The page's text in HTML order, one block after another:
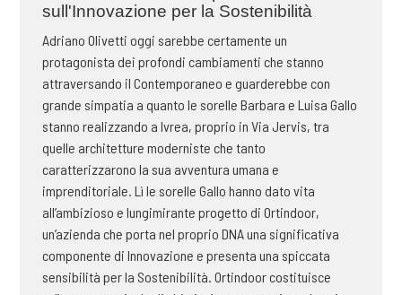
sull'Innovazione per la Sostenibilità
Adriano Olivetti oggi sarebbe certamente un
protagonista dei profondi cambiamenti che stanno
attraversando il Contemporaneo e guarderebbe con
grande simpatia a quanto le sorelle Barbara e Luisa Gallo
stanno realizzando a Ivrea, proprio in Via Jervis, tra
quelle architetture moderniste che tanto
caratterizzarono la sua avventura umana e
imprenditoriale. Lì le sorelle Gallo hanno dato vita
all’ambizioso e lungimirante progetto di Ortindoor,
un’azienda che porta nel proprio DNA una significativa
componente di Innovazione e presenta una spiccata
sensibilità per la Sostenibilità. Ortindoor costituisce